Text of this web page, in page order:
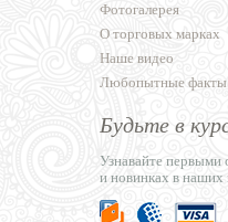
Фотогалерея
О торговых марках
Наше видео
Любопытные факты
Будьте в
Узнавайте первыми
и новинках в наших